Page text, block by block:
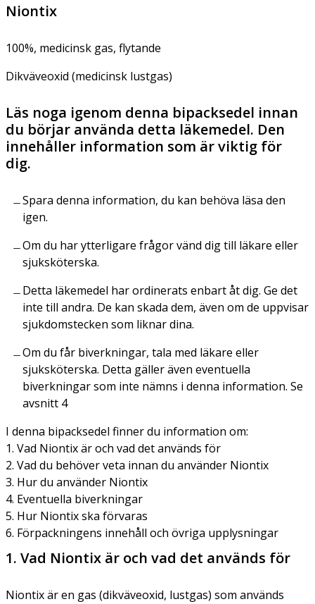
Niontix
100%, medicinsk gas, flytande
Dikväveoxid (medicinsk lustgas)
Läs noga igenom denna bipacksedel innan
du börjar använda detta läkemedel. Den
innehåller information som är viktig för
dig.
Spara denna information, du kan behöva läsa den
igen.
Om du har ytterligare frågor vänd dig till läkare eller
sjuksköterska.
Detta läkemedel har ordinerats enbart åt dig. Ge det
inte till andra. De kan skada dem, även om de uppvisar
sjukdomstecken som liknar dina.
Om du får biverkningar, tala med läkare eller
sjuksköterska. Detta gäller även eventuella
biverkningar som inte nämns i denna information. Se
avsnitt 4
I denna bipacksedel finner du information om:
1. Vad Niontix är och vad det används för
2. Vad du behöver veta innan du använder Niontix
3. Hur du använder Niontix
4. Eventuella biverkningar
5. Hur Niontix ska förvaras
6. Förpackningens innehåll och övriga upplysningar
1. Vad Niontix är och vad det används för
Niontix är en gas (dikväveoxid, lustgas) som används